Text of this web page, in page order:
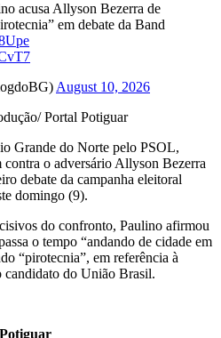
acusa Allyson Bezerra de
em debate da Band
August 10, 2026
Portal Potiguar
Grande do Norte pelo PSOL,
o adversário Allyson Bezerra
debate da campanha eleitoral
domingo (9).
do confronto, Paulino afirmou
o tempo “andando de cidade em
“pirotecnia”, em referência à
candidato do União Brasil.